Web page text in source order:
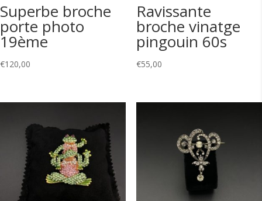
Superbe broche
porte photo
19ème
€120,00
Ravissante
broche vinatge
pingouin 60s
€55,00